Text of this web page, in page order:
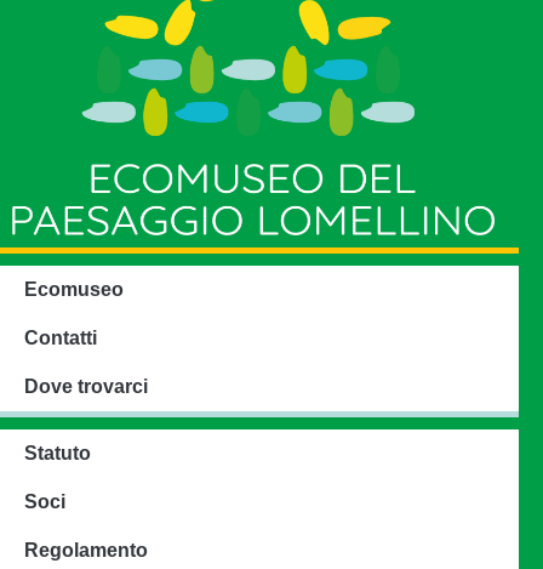
Ecomuseo
Contatti
Dove trovarci
Statuto
Soci
Regolamento